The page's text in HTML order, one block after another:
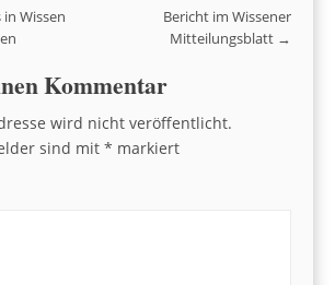
in Wissen
Bericht im Wissener
Mitteilungsblatt →
Kommentar
wird nicht veröffentlicht.
sind mit * markiert